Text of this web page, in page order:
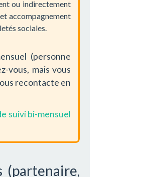
ou indirectement
accompagnement
sociales.
(personne
vous, mais vous
recontacte en
suivi bi-mensuel
(partenaire,